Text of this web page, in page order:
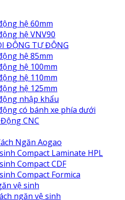
hệ 60mm
hệ VNV90
ĐỘNG TỰ ĐỘNG
hệ 85mm
hệ 100mm
hệ 110mm
hệ 125mm
nhập khẩu
có bánh xe phía dưới
CNC
Ngăn Aogao
Compact Laminate HPL
Compact CDF
Compact Formica
vệ sinh
ngăn vệ sinh